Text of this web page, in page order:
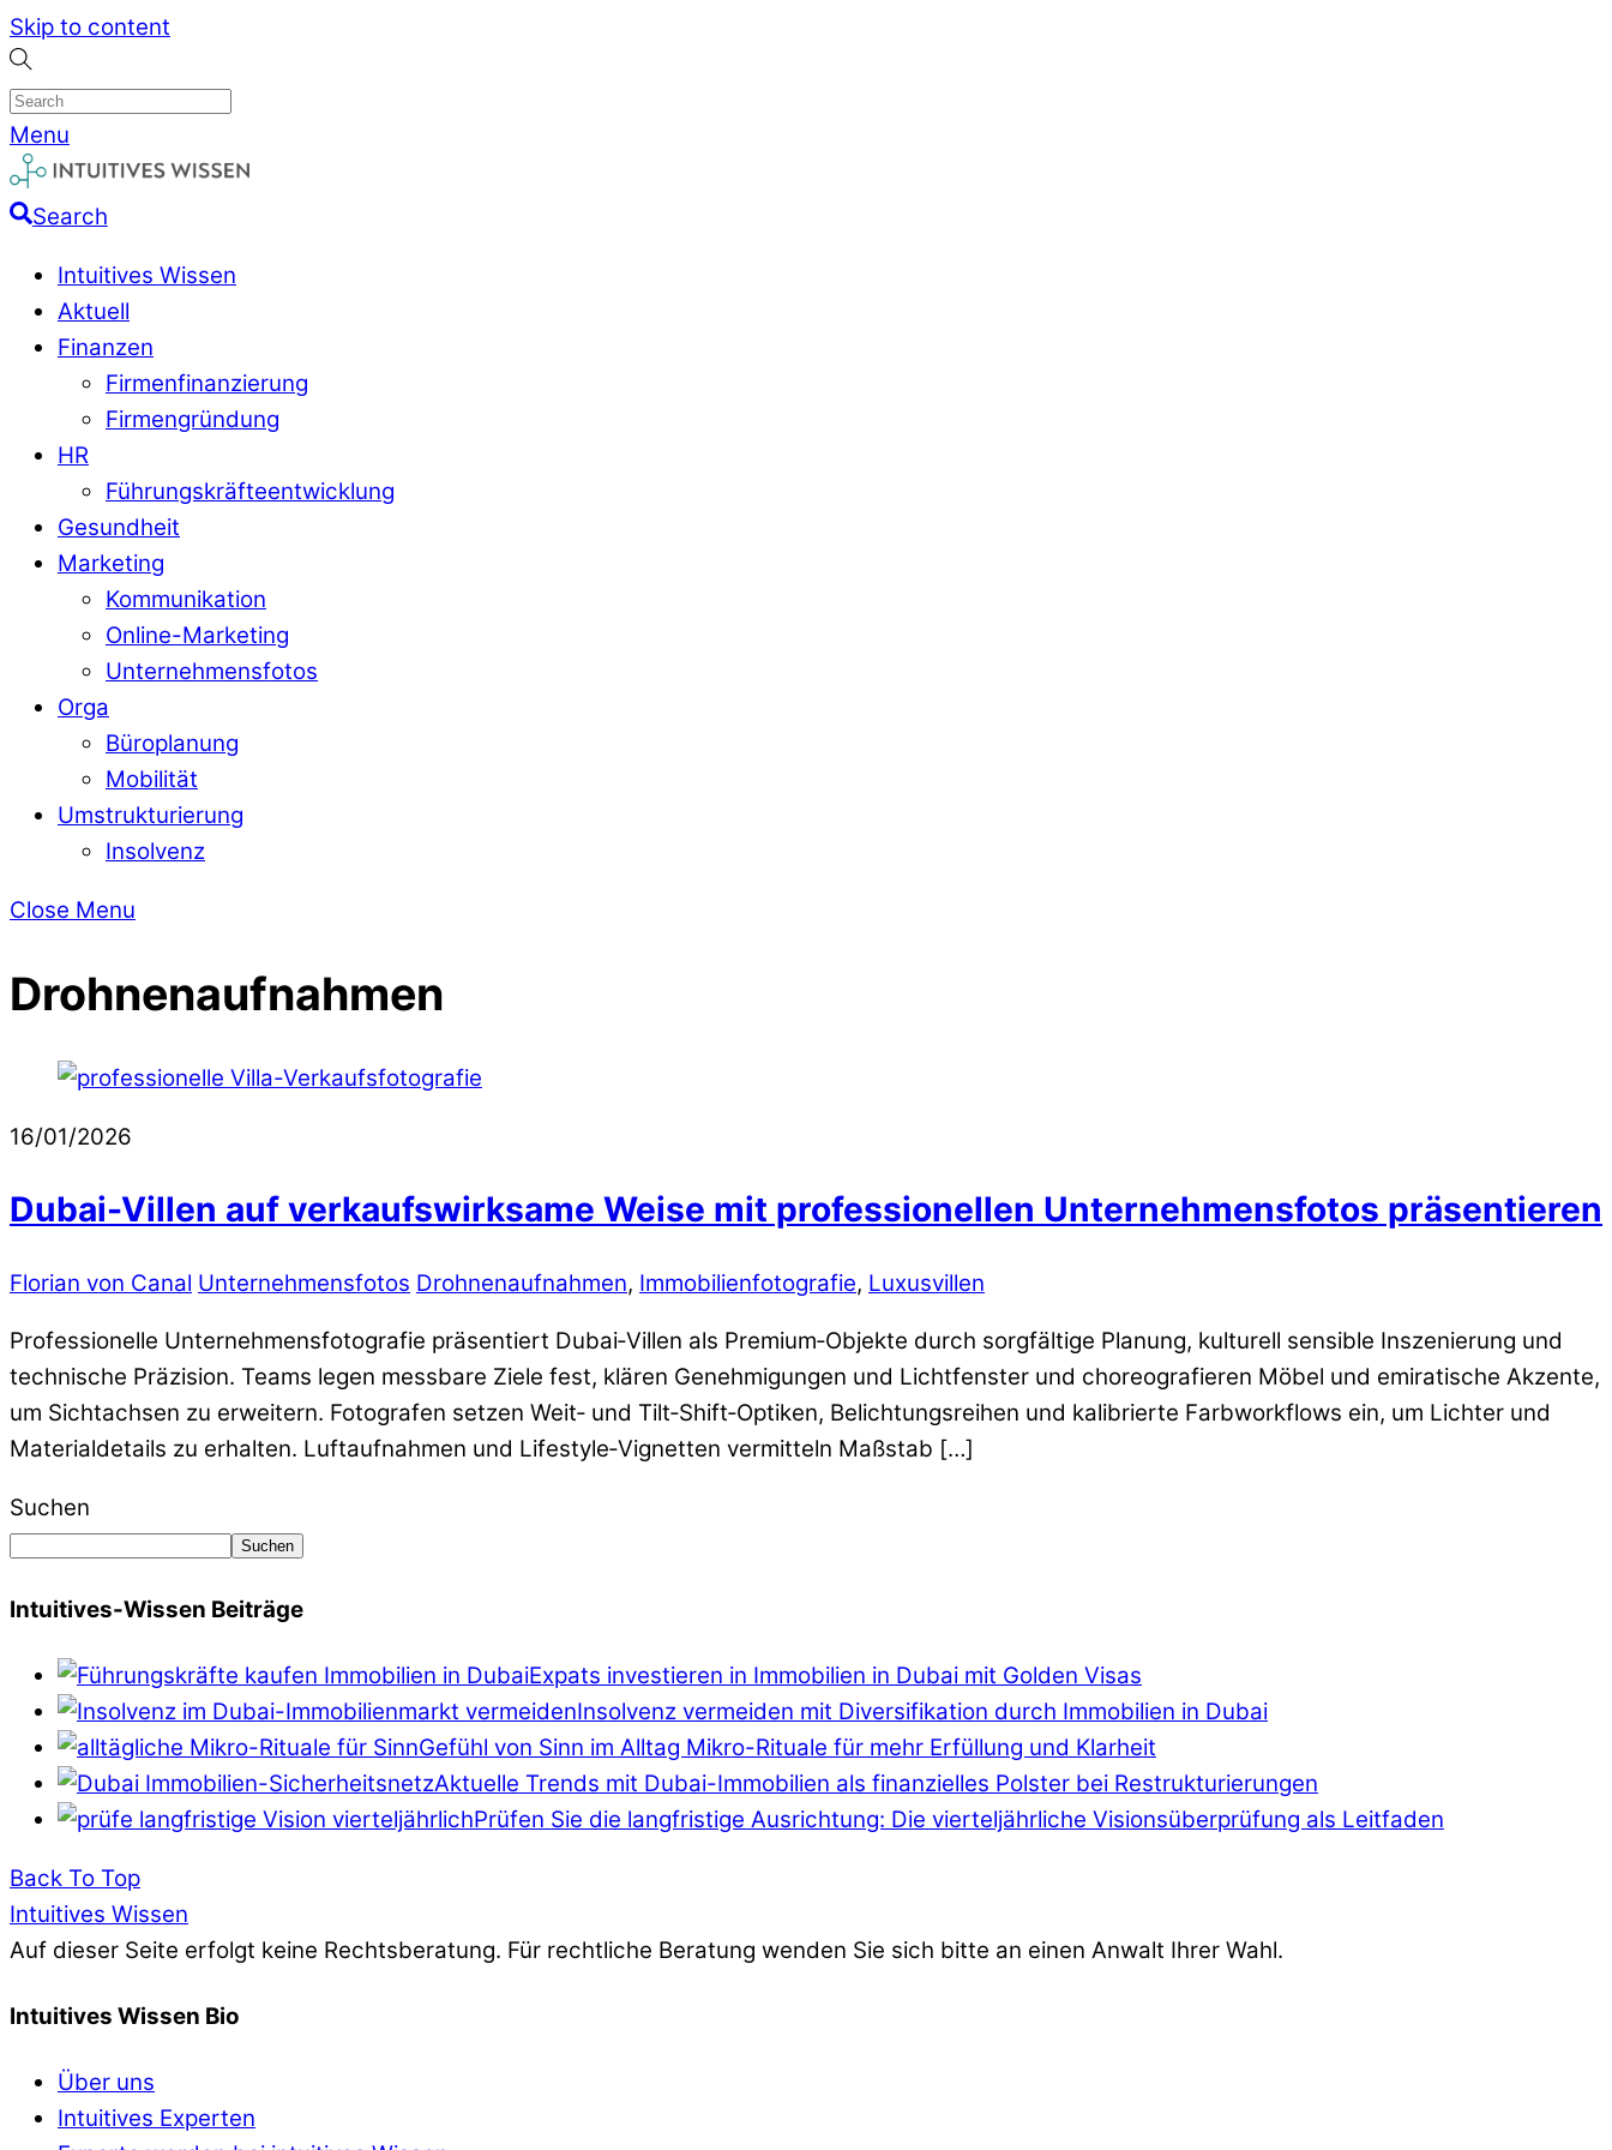
Skip to content
Menu
Search
Intuitives Wissen
Aktuell
Finanzen
Firmenfinanzierung
Firmengründung
HR
Führungskräfteentwicklung
Gesundheit
Marketing
Kommunikation
Online-Marketing
Unternehmensfotos
Orga
Büroplanung
Mobilität
Umstrukturierung
Insolvenz
Close Menu
Drohnenaufnahmen
16/01/2026
Dubai-Villen auf verkaufswirksame Weise mit professionellen Unternehmensfotos präsentieren
Florian von Canal Unternehmensfotos Drohnenaufnahmen, Immobilienfotografie, Luxusvillen
Professionelle Unternehmensfotografie präsentiert Dubai‑Villen als Premium‑Objekte durch sorgfältige Planung, kulturell sensible Inszenierung und
technische Präzision. Teams legen messbare Ziele fest, klären Genehmigungen und Lichtfenster und choreografieren Möbel und emiratische Akzente,
um Sichtachsen zu erweitern. Fotografen setzen Weit‑ und Tilt‑Shift‑Optiken, Belichtungsreihen und kalibrierte Farbworkflows ein, um Lichter und
Materialdetails zu erhalten. Luftaufnahmen und Lifestyle‑Vignetten vermitteln Maßstab […]
Suchen
Suchen
Intuitives-Wissen Beiträge
Expats investieren in Immobilien in Dubai mit Golden Visas
Insolvenz vermeiden mit Diversifikation durch Immobilien in Dubai
Gefühl von Sinn im Alltag Mikro-Rituale für mehr Erfüllung und Klarheit
Aktuelle Trends mit Dubai-Immobilien als finanzielles Polster bei Restrukturierungen
Prüfen Sie die langfristige Ausrichtung: Die vierteljährliche Visionsüberprüfung als Leitfaden
Back To Top
Intuitives Wissen
Auf dieser Seite erfolgt keine Rechtsberatung. Für rechtliche Beratung wenden Sie sich bitte an einen Anwalt Ihrer Wahl.
Intuitives Wissen Bio
Über uns
Intuitives Experten